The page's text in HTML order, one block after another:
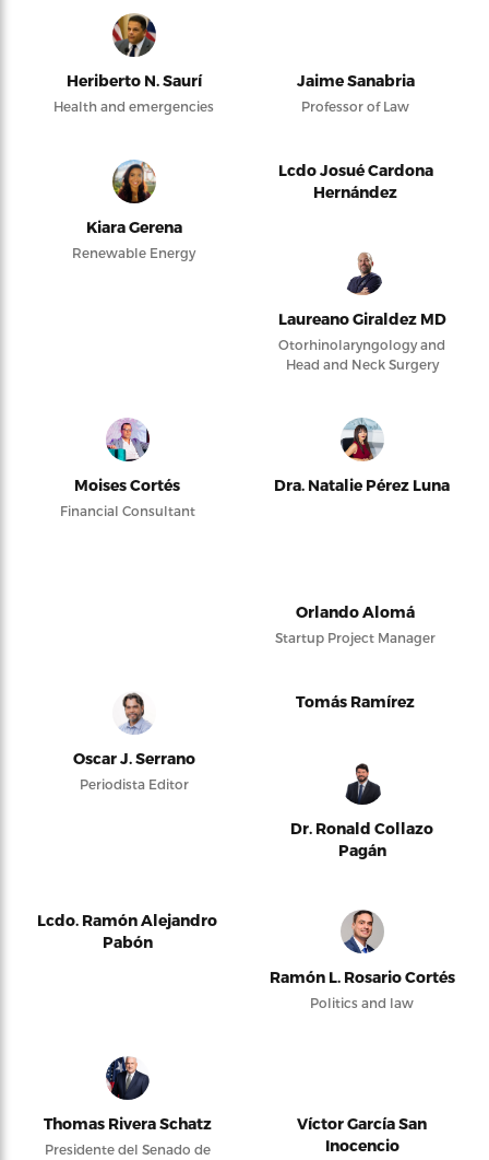
Heriberto N. Saurí
Health and emergencies
Jaime Sanabria
Professor of Law
Kiara Gerena
Renewable Energy
Lcdo Josué Cardona
Hernández
Laureano Giraldez MD
Otorhinolaryngology and
Head and Neck Surgery
Moises Cortés
Financial Consultant
Dra. Natalie Pérez Luna
Orlando Alomá
Startup Project Manager
Oscar J. Serrano
Periodista Editor
Tomás Ramírez
Dr. Ronald Collazo
Pagán
Lcdo. Ramón Alejandro
Pabón
Ramón L. Rosario Cortés
Politics and law
Thomas Rivera Schatz
Presidente del Senado de
Víctor García San
Inocencio